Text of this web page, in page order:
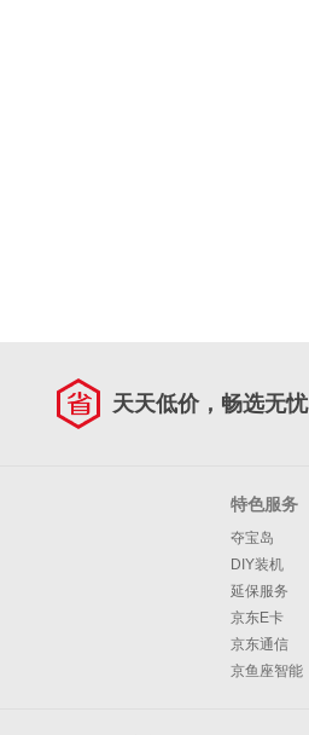
天天低价，畅选无忧
特色服务
夺宝岛
DIY装机
延保服务
京东E卡
京东通信
京鱼座智能